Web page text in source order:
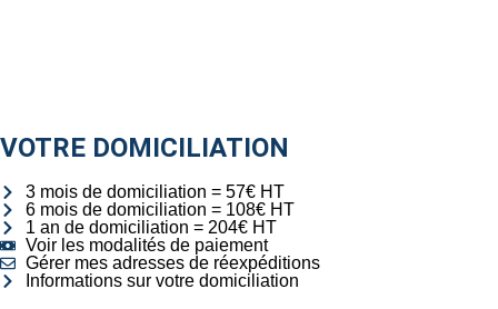
VOTRE DOMICILIATION
3 mois de domiciliation = 57€ HT
6 mois de domiciliation = 108€ HT
1 an de domiciliation = 204€ HT
Voir les modalités de paiement
Gérer mes adresses de réexpéditions
Informations sur votre domiciliation